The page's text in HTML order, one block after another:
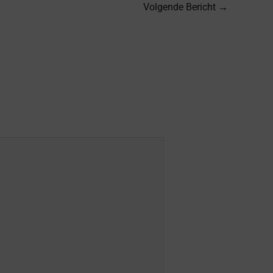
Volgende Bericht →